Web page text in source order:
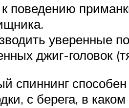
поведению
уверенные
джиг-головок
спиннинг
с берега, в